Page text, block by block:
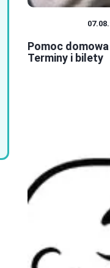
Pomoc
Terminy i bilety